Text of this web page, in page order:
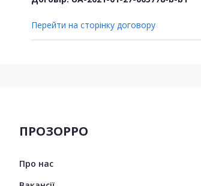
Перейти на сторінку договору
ПРОЗОРРО
Про нас